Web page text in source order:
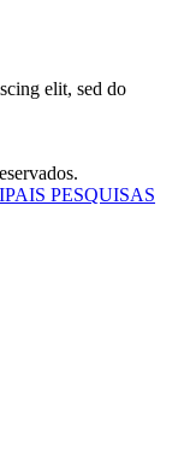
elit, sed do
PESQUISAS